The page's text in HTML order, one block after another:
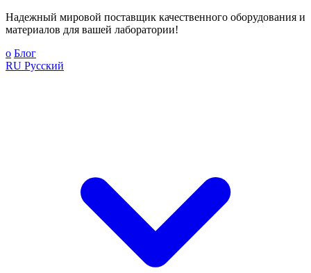
Надежный мировой поставщик качественного оборудования и
материалов для вашей лаборатории!
о Блог
RU Русский